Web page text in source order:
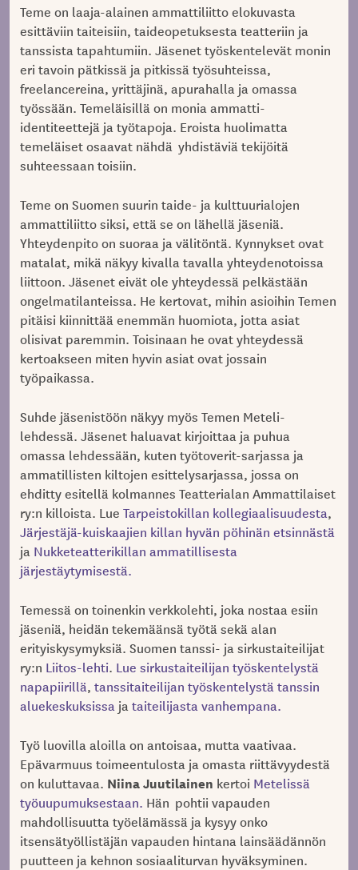
Teme on laaja-alainen ammattiliitto elokuvasta
esittäviin taiteisiin, taideopetuksesta teatteriin ja
tanssista tapahtumiin. Jäsenet työskentelevät monin
eri tavoin pätkissä ja pitkissä työsuhteissa,
freelancereina, yrittäjinä, apurahalla ja omassa
työssään. Temeläisillä on monia ammatti-
identiteettejä ja työtapoja. Eroista huolimatta
temeläiset osaavat nähdä yhdistäviä tekijöitä
suhteessaan toisiin.
Teme on Suomen suurin taide- ja kulttuurialojen
ammattiliitto siksi, että se on lähellä jäseniä.
Yhteydenpito on suoraa ja välitöntä. Kynnykset ovat
matalat, mikä näkyy kivalla tavalla yhteydenotoissa
liittoon. Jäsenet eivät ole yhteydessä pelkästään
ongelmatilanteissa. He kertovat, mihin asioihin Temen
pitäisi kiinnittää enemmän huomiota, jotta asiat
olisivat paremmin. Toisinaan he ovat yhteydessä
kertoakseen miten hyvin asiat ovat jossain
työpaikassa.
Suhde jäsenistöön näkyy myös Temen Meteli-
lehdessä. Jäsenet haluavat kirjoittaa ja puhua
omassa lehdessään, kuten työtoverit-sarjassa ja
ammatillisten kiltojen esittelysarjassa, jossa on
ehditty esitellä kolmannes Teatterialan Ammattilaiset
ry:n killoista. Lue Tarpeistokillan kollegiaalisuudesta,
Järjestäjä-kuiskaajien killan hyvän pöhinän etsinnästä
ja Nukketeatterikillan ammatillisesta
järjestäytymisestä.
Temessä on toinenkin verkkolehti, joka nostaa esiin
jäseniä, heidän tekemäänsä työtä sekä alan
erityiskysymyksiä. Suomen tanssi- ja sirkustaiteilijat
ry:n Liitos-lehti. Lue sirkustaiteilijan työskentelystä
napapiirillä, tanssitaiteilijan työskentelystä tanssin
aluekeskuksissa ja taiteilijasta vanhempana.
Työ luovilla aloilla on antoisaa, mutta vaativaa.
Epävarmuus toimeentulosta ja omasta riittävyydestä
on kuluttavaa. Niina Juutilainen kertoi Metelissä
työuupumuksestaan. Hän pohtii vapauden
mahdollisuutta työelämässä ja kysyy onko
itsensätyöllistäjän vapauden hintana lainsäädännön
puutteen ja kehnon sosiaaliturvan hyväksyminen.